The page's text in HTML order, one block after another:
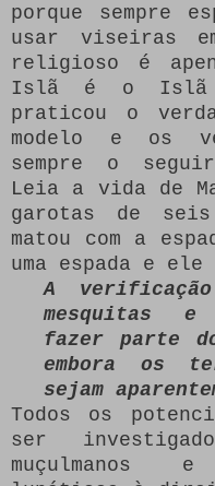
porque sempre
usar viseiras
religioso é
Islã é o Islã e
praticou o
modelo e os
sempre o
Leia a vida de
garotas de
matou com a
uma espada e
A
mesquitas e
fazer parte
embora os
sejam
Todos os
ser
muçulmanos